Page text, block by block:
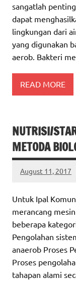
sangatlah
dapat
lingkungan dari
yang digunakan
aerob. Bakteri
READ MORE
NUTRISI/
METODA
August 11, 2017
Untuk Ipal
merancang
beberapa
Pengolahan
anaerob Proses
Proses
tahapan alami